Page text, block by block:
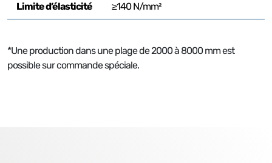
Limite d’élasticité ≥140 N/mm²
*Une production dans une plage de 2000 à 8000 mm est
possible sur commande spéciale.